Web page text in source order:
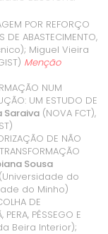
POR REFORÇO
DE ABASTECIMENTO,
Miguel Vieira
Menção
NUM
UM ESTUDO DE
Saraiva (NOVA FCT),
DE NÃO
Sousa
do
do Minho)
DE
PÊSSEGO E
Beira Interior);